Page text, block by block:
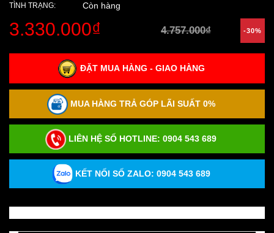
TÌNH TRẠNG: Còn hàng
3.330.000₫ 4.757.000₫ -30%
ĐẶT MUA HÀNG - GIAO HÀNG
MUA HÀNG TRẢ GÓP LÃI SUẤT 0%
LIÊN HỆ SỐ HOTLINE: 0904 543 689
KẾT NỐI SỐ ZALO: 0904 543 689